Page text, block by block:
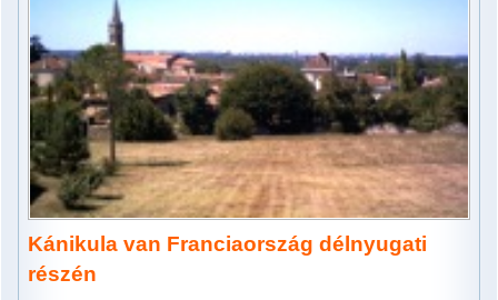
Kánikula van Franciaország délnyugati
részén